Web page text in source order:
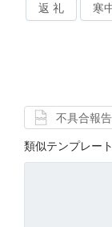
返 礼 寒
不具合報告
類似テンプレート